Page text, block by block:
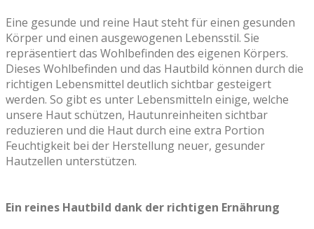
Eine gesunde und reine Haut steht für einen gesunden
Körper und einen ausgewogenen Lebensstil. Sie
repräsentiert das Wohlbefinden des eigenen Körpers.
Dieses Wohlbefinden und das Hautbild können durch die
richtigen Lebensmittel deutlich sichtbar gesteigert
werden. So gibt es unter Lebensmitteln einige, welche
unsere Haut schützen, Hautunreinheiten sichtbar
reduzieren und die Haut durch eine extra Portion
Feuchtigkeit bei der Herstellung neuer, gesunder
Hautzellen unterstützen.
Ein reines Hautbild dank der richtigen Ernährung